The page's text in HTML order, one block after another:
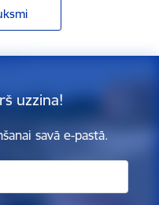
uzzina!
savā e-pastā.